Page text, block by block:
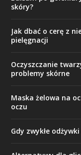
skóry?
Jak dbać o cerę z
pielęgnacji
Oczyszczanie
problemy skórne
Maska żelowa na
oczu
Gdy zwykłe